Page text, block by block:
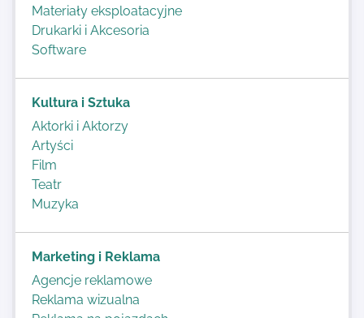
Materiały eksploatacyjne
Drukarki i Akcesoria
Software
Kultura i Sztuka
Aktorki i Aktorzy
Artyści
Film
Teatr
Muzyka
Marketing i Reklama
Agencje reklamowe
Reklama wizualna